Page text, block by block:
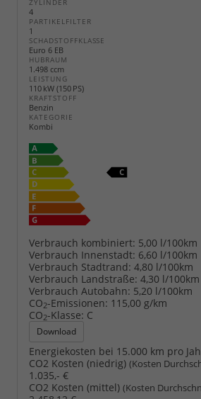
ZYLINDER
4
PARTIKELFILTER
1
SCHADSTOFFKLASSE
Euro 6 EB
HUBRAUM
1.498 ccm
LEISTUNG
110 kW (150 PS)
KRAFTSTOFF
Benzin
KATEGORIE
Kombi
Verbrauch kombiniert: 5,00 l/100km
Verbrauch Innenstadt: 6,60 l/100km
Verbrauch Stadtrand: 4,80 l/100km
Verbrauch Landstraße: 4,30 l/100km
Verbrauch Autobahn: 5,20 l/100km
CO2-Emissionen: 115,00 g/km
CO2-Klasse: C
Download
Energiekosten bei 15.000 km pro
CO2 Kosten (niedrig) (Kosten
1.035,- €
CO2 Kosten (mittel) (Kosten